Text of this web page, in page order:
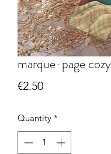
marque-page
€2.50Price
Quantity *